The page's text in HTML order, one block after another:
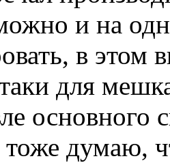
и на
в этом
для
основного
думаю,